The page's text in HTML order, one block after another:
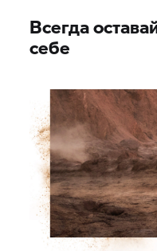
Всегда
себе